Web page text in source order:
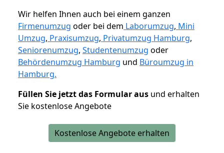
Wir helfen Ihnen auch bei einem ganzen
Firmenumzug oder bei dem Laborumzug, Mini
Umzug, Praxisumzug, Privatumzug Hamburg,
Seniorenumzug, Studentenumzug oder
Behördenumzug Hamburg und Büroumzug in
Hamburg.
Füllen Sie jetzt das Formular aus und erhalten
Sie kostenlose Angebote
Kostenlose Angebote erhalten